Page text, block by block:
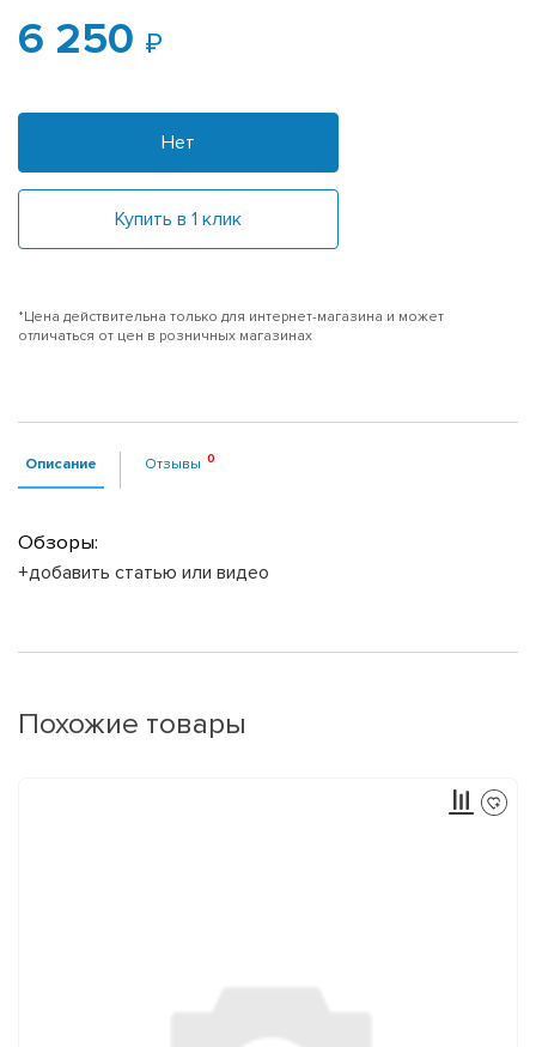
6 250
Нет
Купить в 1 клик
*Цена действительна только для интернет-магазина и может
отличаться от цен в розничных магазинах
Описание Отзывы
Обзоры:
+добавить статью или видео
Похожие товары